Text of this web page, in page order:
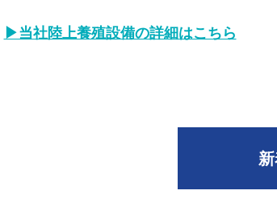
▶当社陸上養殖設備の詳細はこちら